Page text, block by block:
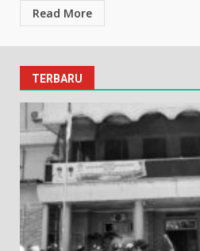
Read More
TERBARU